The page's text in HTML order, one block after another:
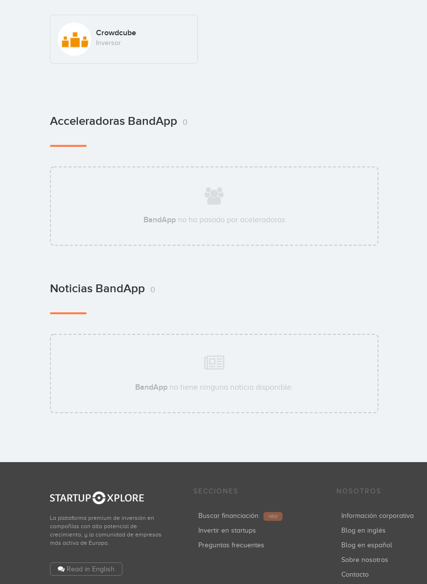
Crowdcube
Inversor
Acceleradoras BandApp 0
BandApp no ha pasado por aceleradoras
Noticias BandApp 0
BandApp no tiene ninguna noticia disponible.
La plataforma premium de inversión en
compañías con alto potencial de
crecimiento, y la comunidad de empresas
más activa de Europa.
Read in English
SECCIONES
Buscar financiación NEW
Invertir en startups
Preguntas frecuentes
NOSOTROS
Información corporativa
Blog en inglés
Blog en español
Sobre nosotros
Contacto